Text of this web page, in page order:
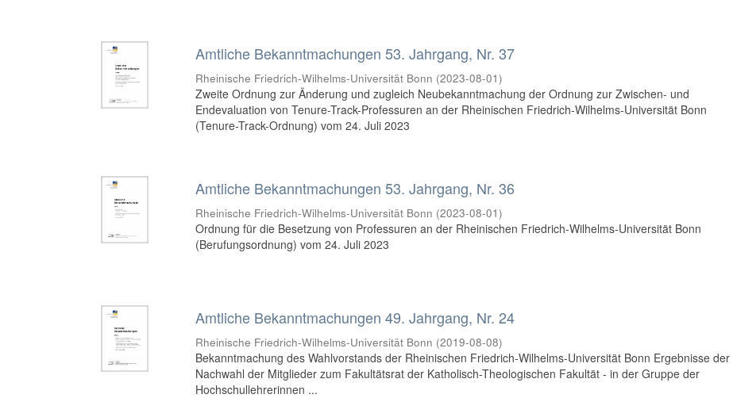
Amtliche Bekanntmachungen 53. Jahrgang, Nr. 37
Rheinische Friedrich-Wilhelms-Universität Bonn (2023-08-01)
Zweite Ordnung zur Änderung und zugleich Neubekanntmachung der Ordnung zur Zwischen- und
Endevaluation von Tenure-Track-Professuren an der Rheinischen Friedrich-Wilhelms-Universität Bonn
(Tenure-Track-Ordnung) vom 24. Juli 2023
Amtliche Bekanntmachungen 53. Jahrgang, Nr. 36
Rheinische Friedrich-Wilhelms-Universität Bonn (2023-08-01)
Ordnung für die Besetzung von Professuren an der Rheinischen Friedrich-Wilhelms-Universität Bonn
(Berufungsordnung) vom 24. Juli 2023
Amtliche Bekanntmachungen 49. Jahrgang, Nr. 24
Rheinische Friedrich-Wilhelms-Universität Bonn (2019-08-08)
Bekanntmachung des Wahlvorstands der Rheinischen Friedrich-Wilhelms-Universität Bonn Ergebnisse der
Nachwahl der Mitglieder zum Fakultätsrat der Katholisch-Theologischen Fakultät - in der Gruppe der
Hochschullehrerinnen ...